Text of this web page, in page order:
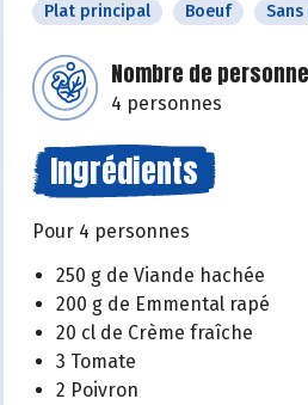
Plat principal Boeuf
Nombre de
4 personnes
Ingrédients
Pour 4 personnes
250 g de Viande hachée
200 g de Emmental rapé
20 cl de Crème fraîche
3 Tomate
2 Poivron